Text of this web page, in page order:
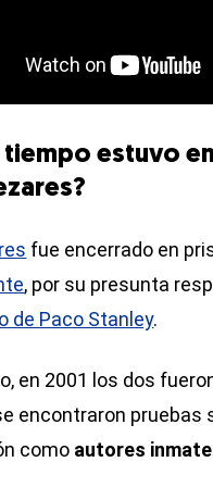
tiempo estuvo
fue encerrado en
, por su presunta
de Paco Stanley.
en 2001 los dos
encontraron pruebas
como autores